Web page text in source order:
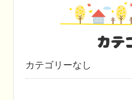
カテ
カテゴリーなし